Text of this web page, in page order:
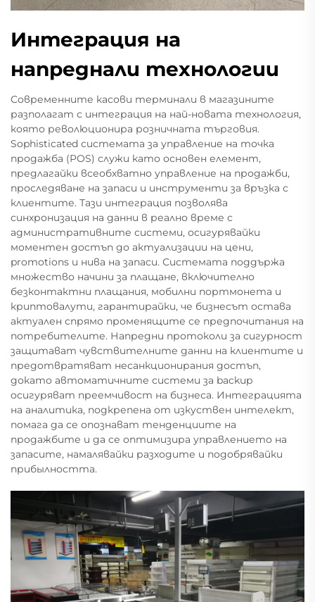
Интеграция на
напреднали технологии
Современните касови терминали в магазините
разполагат с интеграция на най-новата технология,
която революционира розничната търговия.
Sophisticated системата за управление на точка
продажба (POS) служи като основен елемент,
предлагайки всеобхватно управление на продажби,
проследяване на запаси и инструменти за връзка с
клиентите. Тази интеграция позволява
синхронизация на данни в реално време с
административните системи, осигурявайки
моментен достъп до актуализации на цени,
promotions и нива на запаси. Системата поддържа
множество начини за плащане, включително
безконтактни плащания, мобилни портмонета и
криптовалути, гарантирайки, че бизнесът остава
актуален спрямо променящите се предпочитания на
потребителите. Напредни протоколи за сигурност
защитават чувствителните данни на клиентите и
предотвратяват несанкционирания достъп,
докато автоматичните системи за backup
осигуряват преемчивост на бизнеса. Интеграцията
на аналитика, подкрепена от изкуствен интелект,
помага да се опознават тенденциите на
продажбите и да се оптимизира управлението на
запасите, намалявайки разходите и подобрявайки
прибылността.